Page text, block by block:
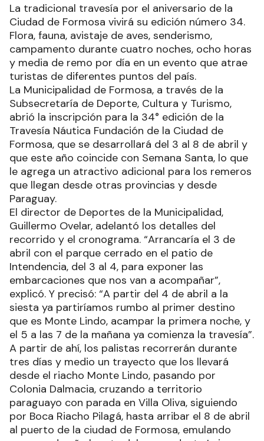
La tradicional travesía por el aniversario de la
Ciudad de Formosa vivirá su edición número 34.
Flora, fauna, avistaje de aves, senderismo,
campamento durante cuatro noches, ocho horas
y media de remo por día en un evento que atrae
turistas de diferentes puntos del país.
La Municipalidad de Formosa, a través de la
Subsecretaría de Deporte, Cultura y Turismo,
abrió la inscripción para la 34° edición de la
Travesía Náutica Fundación de la Ciudad de
Formosa, que se desarrollará del 3 al 8 de abril y
que este año coincide con Semana Santa, lo que
le agrega un atractivo adicional para los remeros
que llegan desde otras provincias y desde
Paraguay.
El director de Deportes de la Municipalidad,
Guillermo Ovelar, adelantó los detalles del
recorrido y el cronograma. “Arrancaría el 3 de
abril con el parque cerrado en el patio de
Intendencia, del 3 al 4, para exponer las
embarcaciones que nos van a acompañar”,
explicó. Y precisó: “A partir del 4 de abril a la
siesta ya partiríamos rumbo al primer destino
que es Monte Lindo, acampar la primera noche, y
el 5 a las 7 de la mañana ya comienza la travesía”.
A partir de ahí, los palistas recorrerán durante
tres días y medio un trayecto que los llevará
desde el riacho Monte Lindo, pasando por
Colonia Dalmacia, cruzando a territorio
paraguayo con parada en Villa Oliva, siguiendo
por Boca Riacho Pilagá, hasta arribar el 8 de abril
al puerto de la ciudad de Formosa, emulando